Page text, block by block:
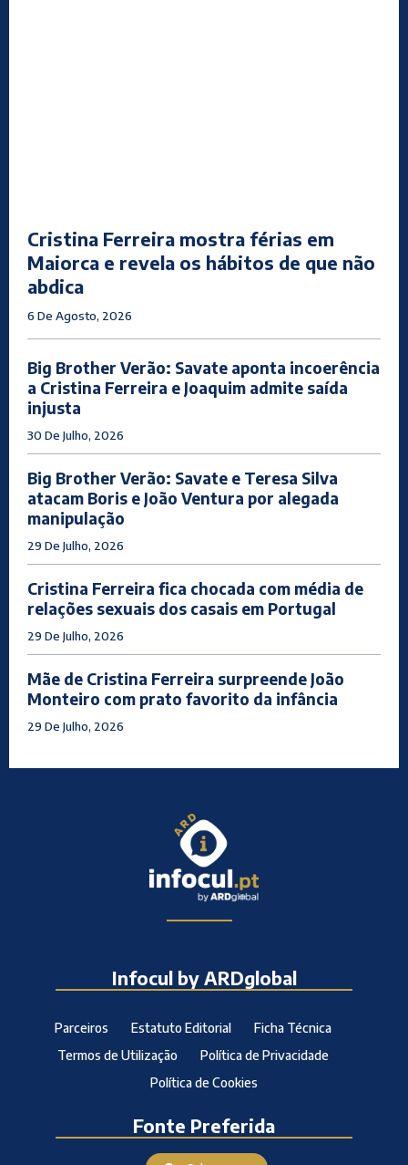
Cristina Ferreira mostra férias em
Maiorca e revela os hábitos de que não
abdica
6 De Agosto, 2026
Big Brother Verão: Savate aponta incoerência
a Cristina Ferreira e Joaquim admite saída
injusta
30 De Julho, 2026
Big Brother Verão: Savate e Teresa Silva
atacam Boris e João Ventura por alegada
manipulação
29 De Julho, 2026
Cristina Ferreira fica chocada com média de
relações sexuais dos casais em Portugal
29 De Julho, 2026
Mãe de Cristina Ferreira surpreende João
Monteiro com prato favorito da infância
29 De Julho, 2026
Infocul by ARDglobal
Parceiros Estatuto Editorial
Ficha Técnica
Termos de Utilização
Política de Privacidade
Política de Cookies
Fonte Preferida